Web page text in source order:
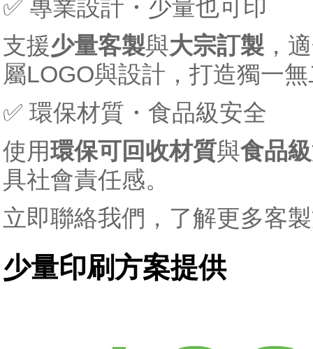
✅ 專業設計・少量也可印
支援少量客製與大宗訂製 ，
屬LOGO與設計，打造獨一
✅ 環保材質・食品級安全
使用環保可回收材質與食品
具社會責任感。
立即聯絡我們，了解更多客
少量印刷方案提供